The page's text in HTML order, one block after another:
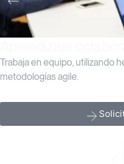
Trabaja en equipo, utilizando
metodologías agile.